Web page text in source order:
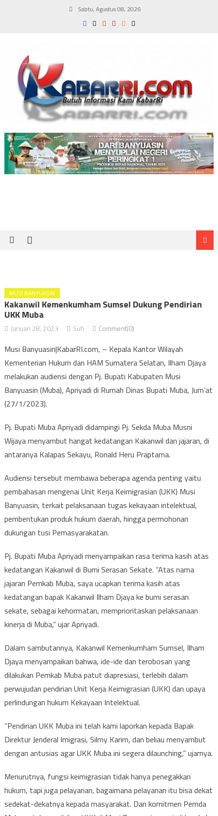
Sabtu, Agustus 08, 2026
MUSI BANYUASIN
Kakanwil Kemenkumham Sumsel Dukung Pendirian
UKK Muba
Januari 28, 2023 Suh Comment(0)
Musi Banyuasin|KabarRI.com, – Kepala Kantor Wilayah
Kementerian Hukum dan HAM Sumatera Selatan, Ilham Djaya
melakukan audiensi dengan Pj. Bupati Kabupaten Musi
Banyuasin (Muba), Apriyadi di Rumah Dinas Bupati Muba, Jum’at
(27/1/2023).
Pj. Bupati Muba Apriyadi didampingi Pj. Sekda Muba Musni
Wijaya menyambut hangat kedatangan Kakanwil dan jajaran, di
antaranya Kalapas Sekayu, Ronald Heru Praptama.
Audiensi tersebut membawa beberapa agenda penting yaitu
pembahasan mengenai Unit Kerja Keimigrasian (UKK) Musi
Banyuasin, terkait pelaksanaan tugas kekayaan intelektual,
pembentukan produk hukum daerah, hingga permohonan
dukungan tusi Pemasyarakatan.
Pj. Bupati Muba Apriyadi menyampaikan rasa terima kasih atas
kedatangan Kakanwil di Bumi Serasan Sekate. “Atas nama
jajaran Pemkab Muba, saya ucapkan terima kasih atas
kedatangan bapak Kakanwil Ilham Djaya ke bumi serasan
sekate, sebagai kehormatan, memprioritaskan pelaksanaan
kinerja di Muba,” ujar Apriyadi.
Dalam sambutannya, Kakanwil Kemenkumham Sumsel, Ilham
Djaya menyampaikan bahwa, ide-ide dan terobosan yang
dilakukan Pemkab Muba patut diapresiasi, terlebih dalam
perwujudan pendirian Unit Kerja Keimigrasian (UKK) dan upaya
perlindungan hukum Kekayaan Intelektual.
“Pendirian UKK Muba ini telah kami laporkan kepada Bapak
Direktur Jenderal Imigrasi, Silmy Karim, dan beliau menyambut
dengan antusias agar UKK Muba ini segera dilaunching,” ujarnya.
Menurutnya, fungsi keimigrasian tidak hanya penegakkan
hukum, tapi juga pelayanan, bagaimana pelayanan itu bisa dekat
sedekat-dekatnya kepada masyarakat. Dan komitmen Pemda